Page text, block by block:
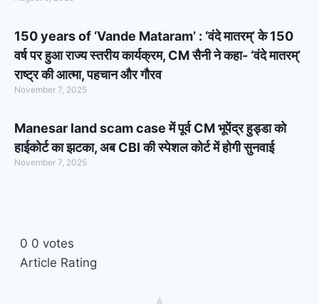
150 years of ‘Vande Mataram’ : ‘वंदे मातरम्’ के 150
वर्ष पर हुआ राज्य स्तरीय कार्यक्रम, CM सैनी ने कहा- ‘वंदे मातरम्’
राष्ट्र की आत्मा, पहचान और गौरव
November 7, 2025
Manesar land scam case में पूर्व CM भूपेंद्र हुड्डा को
हाईकोर्ट का झटका, अब CBI की स्पेशल कोर्ट में होगी सुनवाई
November 7, 2025
0 0 votes
Article Rating